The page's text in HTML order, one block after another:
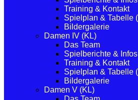
Training & Kontakt
Spielplan & Tabelle
Bildergalerie
Damen IV (KL)
Das Team
Spielberichte & Infos
Training & Kontakt
Spielplan & Tabelle
Bildergalerie
Damen V (KL)